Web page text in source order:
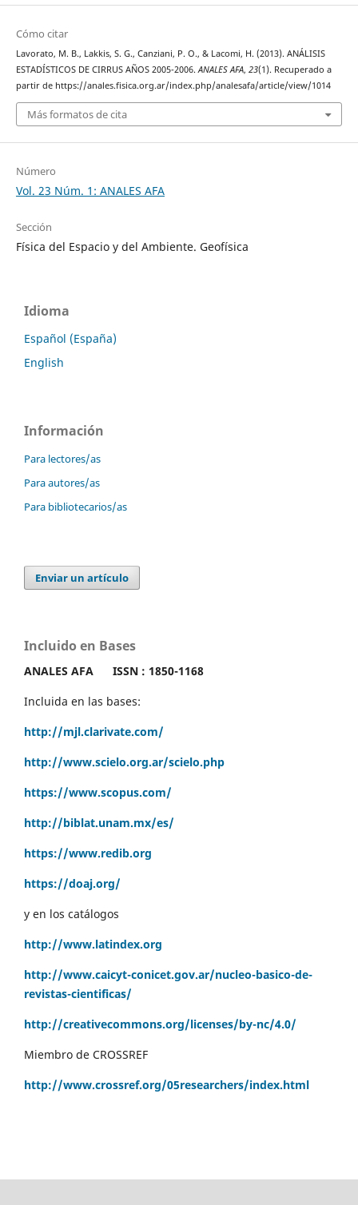
Cómo citar
Lavorato, M. B., Lakkis, S. G., Canziani, P. O., & Lacomi, H. (2013). ANÁLISIS
ESTADÍSTICOS DE CIRRUS AÑOS 2005-2006.ANALES AFA, 23(1). Recuperado a
partir de https://anales.fisica.org.ar/index.php/analesafa/article/view/1014
Más formatos de cita
Número
Vol. 23 Núm. 1: ANALES AFA
Sección
Física del Espacio y del Ambiente. Geofísica
Idioma
Español (España)
English
Información
Para lectores/as
Para autores/as
Para bibliotecarios/as
Enviar un artículo
Incluido en Bases
ANALES AFA ISSN : 1850-1168
Incluida en las bases:
http://mjl.clarivate.com/
http://www.scielo.org.ar/scielo.php
https://www.scopus.com/
http://biblat.unam.mx/es/
https://www.redib.org
https://doaj.org/
y en los catálogos
http://www.latindex.org
http://www.caicyt-conicet.gov.ar/nucleo-basico-de-
revistas-cientificas/
http://creativecommons.org/licenses/by-nc/4.0/
Miembro de CROSSREF
http://www.crossref.org/05researchers/index.html